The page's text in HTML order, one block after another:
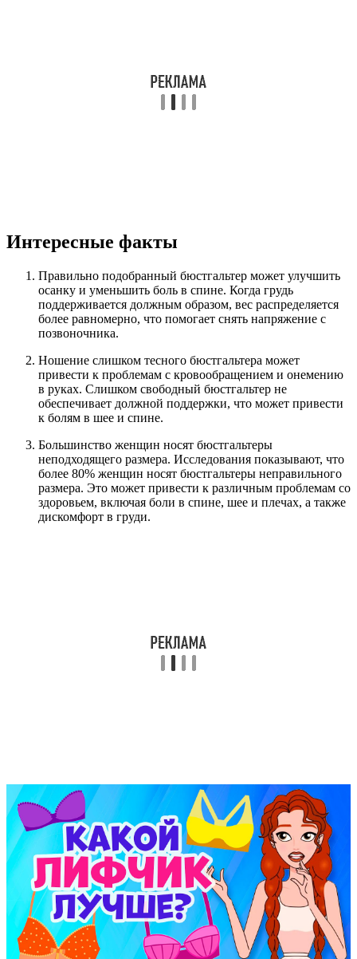
Интересные факты
Правильно подобранный бюстгальтер может улучшить
осанку и уменьшить боль в спине. Когда грудь
поддерживается должным образом, вес распределяется
более равномерно, что помогает снять напряжение с
позвоночника.
Ношение слишком тесного бюстгальтера может
привести к проблемам с кровообращением и онемению
в руках. Слишком свободный бюстгальтер не
обеспечивает должной поддержки, что может привести
к болям в шее и спине.
Большинство женщин носят бюстгальтеры
неподходящего размера. Исследования показывают, что
более 80% женщин носят бюстгальтеры неправильного
размера. Это может привести к различным проблемам со
здоровьем, включая боли в спине, шее и плечах, а также
дискомфорт в груди.